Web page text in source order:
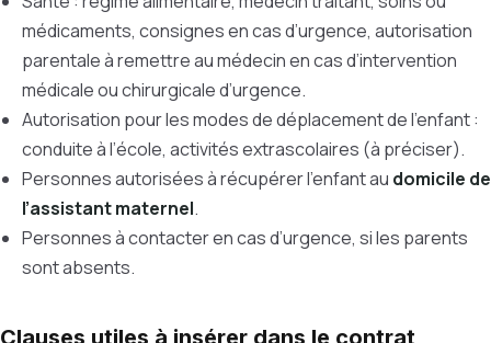
médicaments, consignes en cas d’urgence, autorisation
parentale à remettre au médecin en cas d’intervention
médicale ou chirurgicale d’urgence.
Autorisation pour les modes de déplacement de l’enfant :
conduite à l’école, activités extrascolaires (à préciser).
Personnes autorisées à récupérer l’enfant au domicile de
l’assistant maternel.
Personnes à contacter en cas d’urgence, si les parents
sont absents.
Clauses utiles à insérer dans le contrat